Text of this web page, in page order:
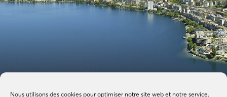
Nous utilisons des cookies pour optimiser notre site web et notre service.